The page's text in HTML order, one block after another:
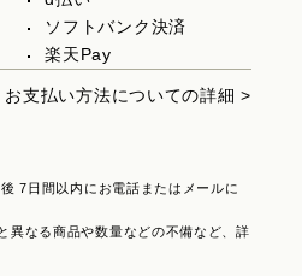
ソフトバンク決済
楽天Pay
お支払い方法についての詳細 >
7日間以内にお電話またはメールに
異なる商品や数量などの不備など、詳